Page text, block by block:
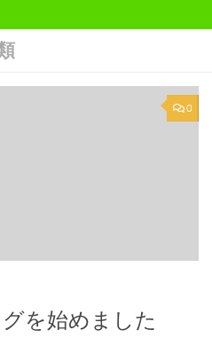
0
を始めました